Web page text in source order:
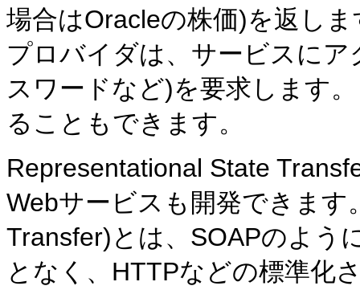
場合はOracleの株価)を返し
プロバイダは、サービスに
スワードなど)を要求します
ることもできます。
Representational State
Webサービスも開発できます
Transfer)とは、SOAPのよう
となく、HTTPなどの標準化